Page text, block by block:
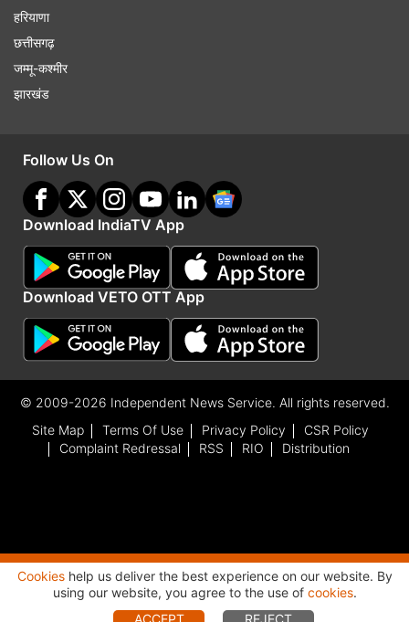
हरियाणा
छत्तीसगढ़
जम्मू-कश्मीर
झारखंड
Follow Us On
Download IndiaTV App
Download VETO OTT App
© 2009-2026 Independent News Service. All rights reserved.
Site Map
Terms Of Use Privacy Policy
CSR Policy
Complaint Redressal
RSS RIO Distribution
Advertisement
Cookieshelp us deliver the best experience on our website. By
using our website, you agree to the use of cookies.
ACCEPT
REJECT